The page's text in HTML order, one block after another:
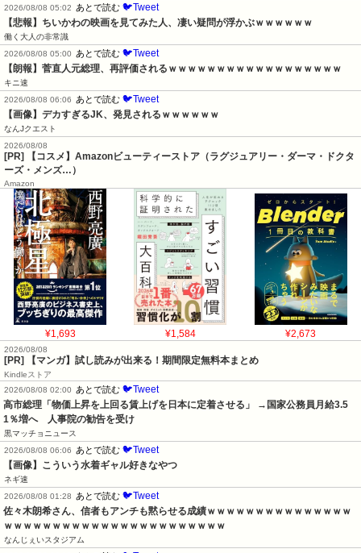
2026/08/08 05:02
あとで読む 🐦Tweet
【悲報】ちいかわの映画を見てみた人、凄い疑問が浮かぶｗｗｗｗｗｗ
働く大人の非常識
2026/08/08 05:00
あとで読む 🐦Tweet
【朗報】菅直人元総理、再評価されるｗｗｗｗｗｗｗｗｗｗｗｗｗｗｗｗｗｗ
キニ速
2026/08/08 06:06
あとで読む 🐦Tweet
【画像】デカすぎるJK、発見されるｗｗｗｗｗｗ
なんJクエスト
2026/08/08
[PR] 【コスメ】Amazonビューティーストア（ラグジュアリー・ダーマ・ドクタ
ーズ・メンズ…）
Amazon
¥1,693 ¥1,584 ¥2,673
2026/08/08
[PR] 【マンガ】試し読みが出来る！期間限定無料本まとめ
Kindleストア
2026/08/08 02:00
あとで読む 🐦Tweet
高市総理「物価上昇を上回る賃上げを日本に定着させる」 →国家公務員月給3.5
1％増へ    人事院の勧告を受け
黒マッチョニュース
2026/08/08 06:06
あとで読む 🐦Tweet
【画像】こういう水着ギャル好きなやつ
ネギ速
2026/08/08 01:28
あとで読む 🐦Tweet
佐々木朗希さん、信者もアンチも黙らせる成績ｗｗｗｗｗｗｗｗｗｗｗｗｗｗｗ
ｗｗｗｗｗｗｗｗｗｗｗｗｗｗｗｗｗｗｗｗｗｗｗ
なんじぇいスタジアム